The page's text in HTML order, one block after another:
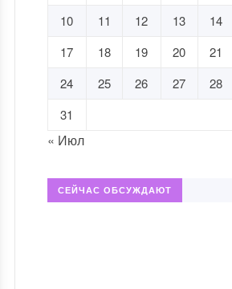
10
11 12 13 14
17
18 19 20 21
24
25 26 27 28
31
« Июл
СЕЙЧАС ОБСУЖДАЮТ